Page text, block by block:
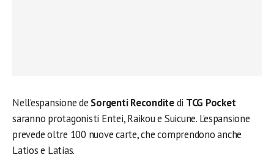
Nell’espansione de Sorgenti Reconditedi TCG Pocket
saranno protagonisti Entei, Raikou e Suicune. L’espansione
prevede oltre 100 nuove carte, che comprendono anche
Latios e Latias.